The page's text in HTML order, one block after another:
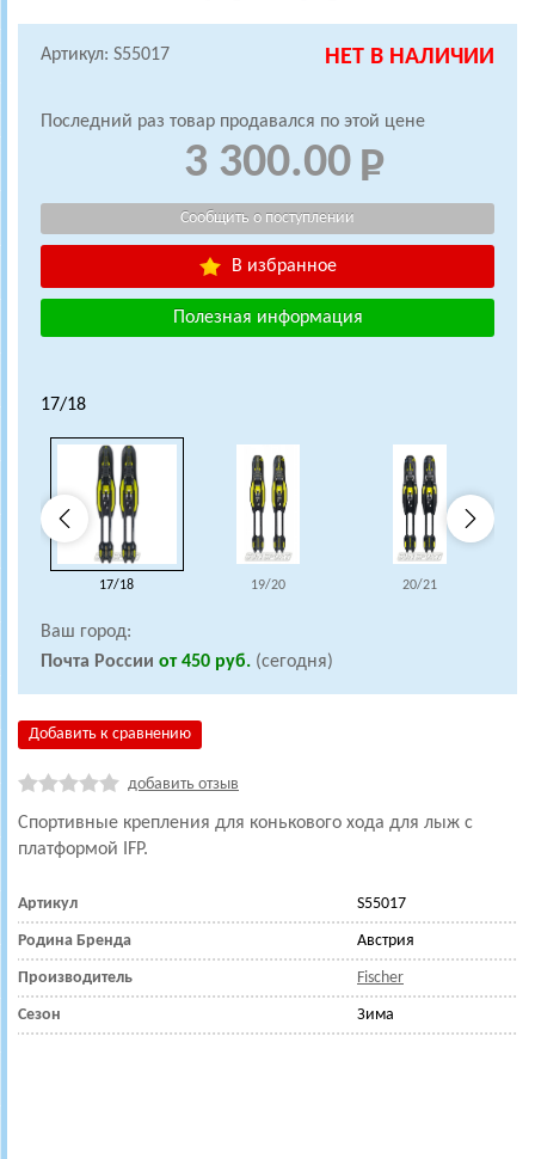
Артикул: S55017 НЕТ В НАЛИЧИИ
Последний раз товар продавался по этой цене
3 300.00
В избранное
Полезная информация
17/18
17/18 19/20 20/21
Ваш город:
Почта России от 450 руб. (сегодня)
Добавить к сравнению
добавить отзыв
Спортивные крепления для конькового хода для лыж с
платформой IFP.
Артикул S55017
Родина Бренда Австрия
Производитель Fischer
Сезон Зима